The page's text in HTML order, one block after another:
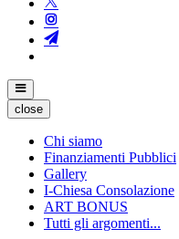
close
Chi siamo
Finanziamenti Pubblici
Gallery
I-Chiesa Consolazione
ART BONUS
Tutti gli argomenti...